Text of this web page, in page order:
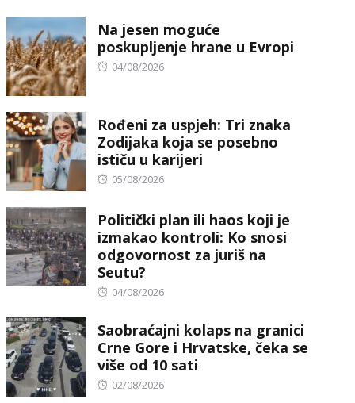
Na jesen moguće
poskupljenje hrane u Evropi
Posted
04/08/2026
Rođeni za uspjeh: Tri znaka
Zodijaka koja se posebno
ističu u karijeri
Posted
05/08/2026
Politički plan ili haos koji je
izmakao kontroli: Ko snosi
odgovornost za juriš na
Seutu?
Posted
04/08/2026
Saobraćajni kolaps na granici
Crne Gore i Hrvatske, čeka se
više od 10 sati
Posted
02/08/2026